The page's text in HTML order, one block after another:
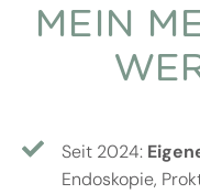
MEIN
Seit 2024:
Endoskopie,